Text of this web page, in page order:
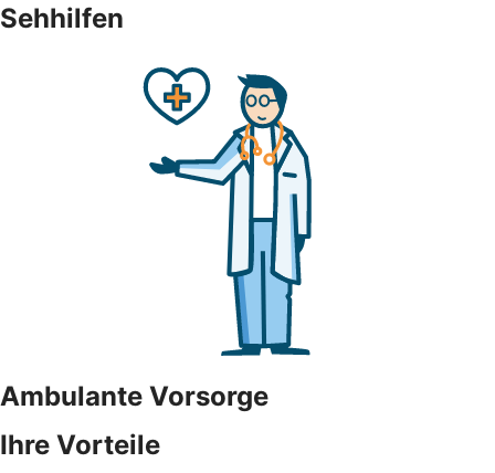
Sehhilfen
Ambulante Vorsorge
Ihre Vorteile